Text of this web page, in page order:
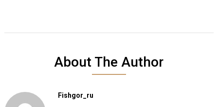
About The Author
Fishgor_ru